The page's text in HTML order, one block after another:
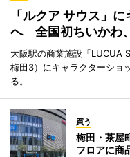
「ルクア サウス」
へ 全国初ちいかわ
大阪駅の商業施設「LUCUA
梅田3）にキャラクターショ
る。
買う
梅田・茶屋
フロアに